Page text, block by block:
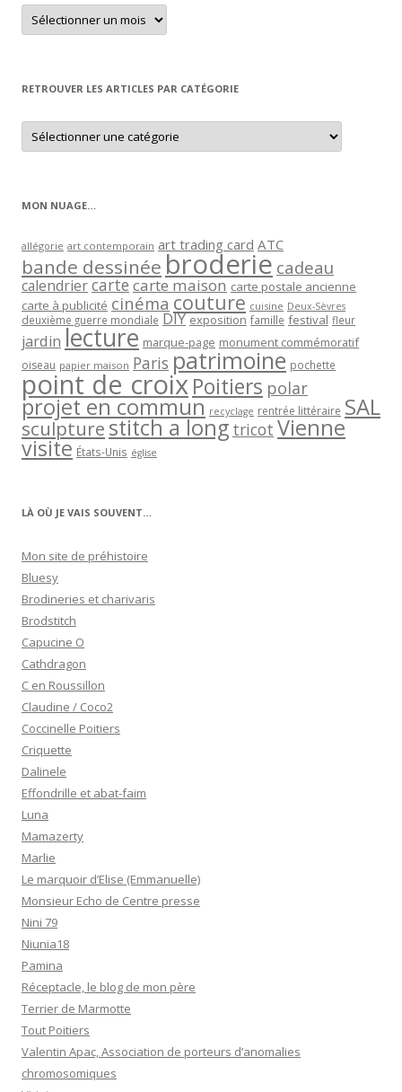
Retrouver
un
article
RETROUVER LES ARTICLES PAR CATÉGORIE
Retrouver
les
articles
MON NUAGE…
allégorie art contemporain art trading card ATC
bande dessinée broderie cadeau
calendriercartecarte maison carte postale ancienne
carte à publicité cinéma couture cuisine Deux-Sèvres
deuxième guerre mondiale DIY exposition famille festival fleur
jardin lecture marque-page monument commémoratif
oiseau papier maison Paris patrimoine pochette
point de croixPoitiers polar
projet en commun recyclage rentrée littéraire SAL
sculpturestitch a long tricot Vienne
visite États-Unis église
LÀ OÙ JE VAIS SOUVENT…
Mon site de préhistoire
Bluesy
Brodineries et charivaris
Brodstitch
Capucine O
Cathdragon
C en Roussillon
Claudine / Coco2
Coccinelle Poitiers
Criquette
Dalinele
Effondrille et abat-faim
Luna
Mamazerty
Marlie
Le marquoir d’Elise (Emmanuelle)
Monsieur Echo de Centre presse
Nini 79
Niunia18
Pamina
Réceptacle, le blog de mon père
Terrier de Marmotte
Tout Poitiers
Valentin Apac, Association de porteurs d’anomalies
chromosomiques